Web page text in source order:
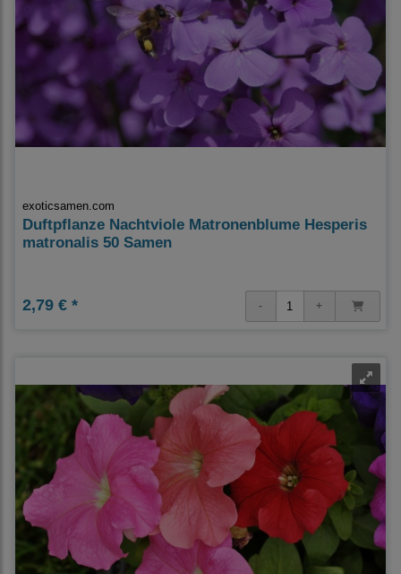
exoticsamen.com
Duftpflanze Nachtviole Matronenblume Hesperis
matronalis 50 Samen
2,79 € *